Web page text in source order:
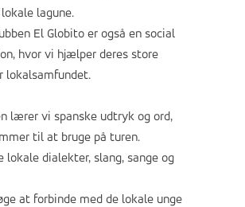
lagune.
El Globito er også en social
hvor vi hjælper deres store
lokalsamfundet.
lærer vi spanske udtryk og ord,
til at bruge på turen.
lokale dialekter, slang, sange og
at forbinde med de lokale unge